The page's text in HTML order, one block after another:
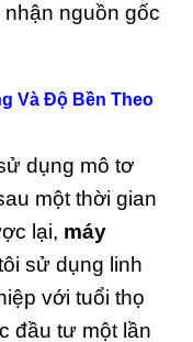
nguồn gốc
Và Độ Bền Theo
dụng mô tơ
một thời gian
lại, máy
sử dụng linh
với tuổi thọ
đầu tư một lần